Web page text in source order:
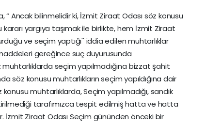
“ Ancak bilinmelidir ki, İzmit Ziraat Odası söz konusu
yargıya taşımak ile birlikte, hem İzmit Ziraat
ve seçim yaptığı'' iddia edilen muhtarlıklar
gereğince suç duyurusunda
seçim yapılmadığına bizzat şahit
söz konusu muhtarlıkların seçim yapıldığına dair
muhtarlıklarda, Seçim yapılmadığı, sandık
tarafımızca tespit edilmiş hatta ve hatta
Ziraat Odası Seçim gününden önceki bir